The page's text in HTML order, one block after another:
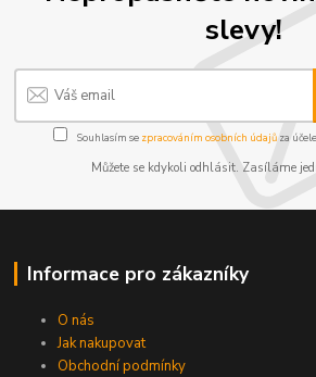
slevy!
Souhlasím se zpracováním osobních údajůza
Můžete se kdykoli odhlásit. Zasíláme
Informace pro zákazníky
O nás
Jak nakupovat
Obchodní podmínky